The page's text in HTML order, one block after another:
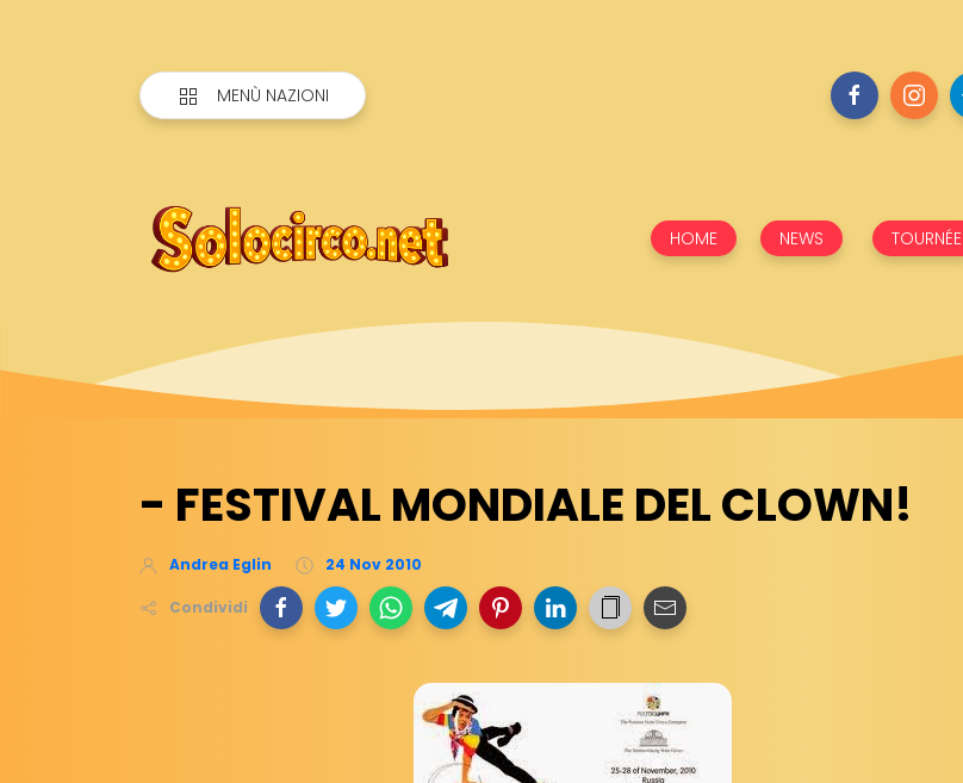
MENÙ NAZIONI
HOME NEWS TOURNÉE
- FESTIVAL MONDIALE DEL CLOWN!
Andrea Eglin 24 Nov 2010
Condividi